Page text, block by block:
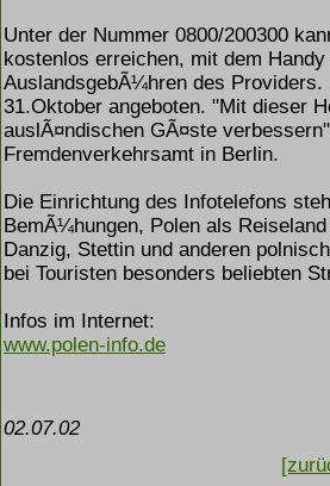
Unter der Nummer 0800/200300
kostenlos erreichen, mit dem
AuslandsgebÃ¼hren des
31.Oktober angeboten. "Mit dieser
auslÃ¤ndischen GÃ¤ste
Fremdenverkehrsamt in Berlin.
Die Einrichtung des Infotelefons
BemÃ¼hungen, Polen als
Danzig, Stettin und anderen
bei Touristen besonders beliebten
Infos im Internet:
www.polen-info.de
02.07.02